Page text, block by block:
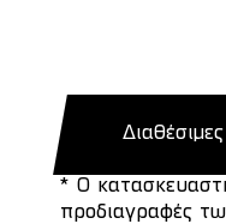
* Ο
προδιαγραφές